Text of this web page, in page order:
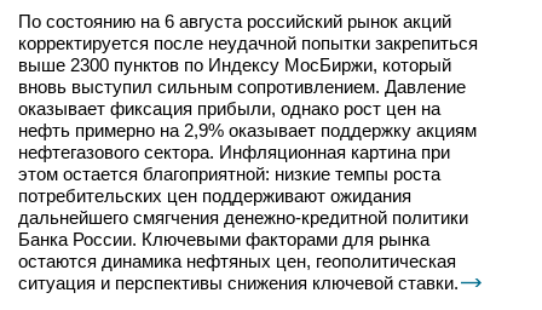
По состоянию на 6 августа российский рынок акций
корректируется после неудачной попытки закрепиться
выше 2300 пунктов по Индексу МосБиржи, который
вновь выступил сильным сопротивлением. Давление
оказывает фиксация прибыли, однако рост цен на
нефть примерно на 2,9% оказывает поддержку акциям
нефтегазового сектора. Инфляционная картина при
этом остается благоприятной: низкие темпы роста
потребительских цен поддерживают ожидания
дальнейшего смягчения денежно-кредитной политики
Банка России. Ключевыми факторами для рынка
остаются динамика нефтяных цен, геополитическая
ситуация и перспективы снижения ключевой ставки.